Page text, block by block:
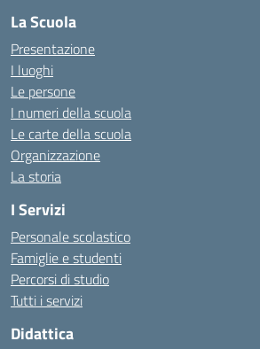
La Scuola
Presentazione
I luoghi
Le persone
I numeri della scuola
Le carte della scuola
Organizzazione
La storia
I Servizi
Personale scolastico
Famiglie e studenti
Percorsi di studio
Tutti i servizi
Didattica